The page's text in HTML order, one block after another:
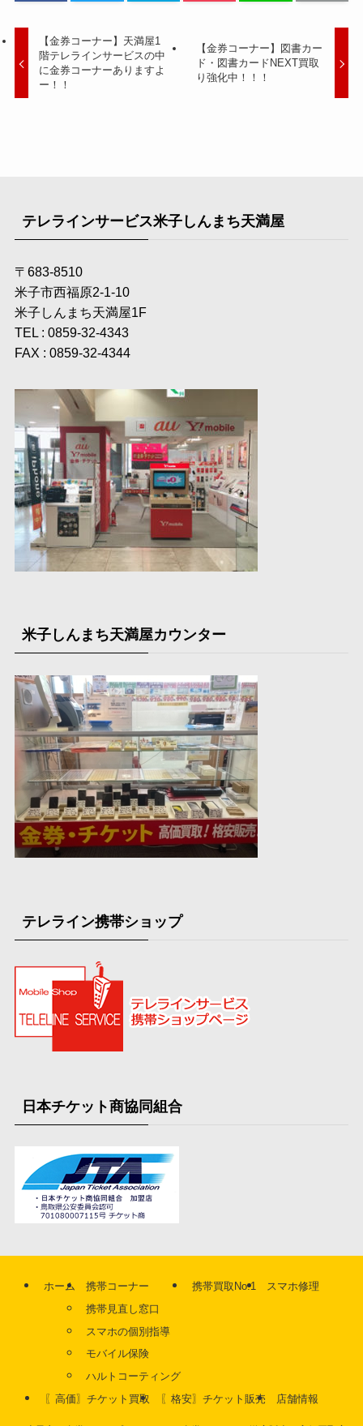
【金券コーナー】天満屋1
階テレラインサービスの中
に金券コーナーありますよ
ー！！
【金券コーナー】図書カー
ド・図書カードNEXT買取
り強化中！！！
テレラインサービス米子しんまち天満屋
〒683-8510
米子市西福原2-1-10
米子しんまち天満屋1F
TEL : 0859-32-4343
FAX : 0859-32-4344
米子しんまち天満屋カウンター
テレライン携帯ショップ
日本チケット商協同組合
ホーム
携帯コーナー
携帯見直し窓口
スマホの個別指導
モバイル保険
ハルトコーティング
携帯買取No.1 スマホ修理
〖高価〗チケット買取 〖格安〗チケット販売 店舗情報